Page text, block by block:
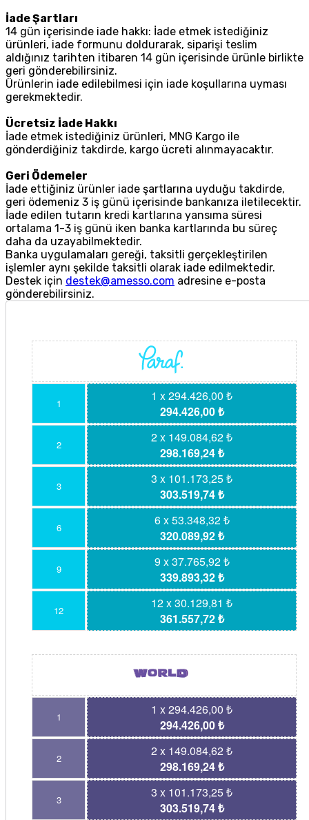
İade Şartları
14 gün içerisinde iade hakkı: İade etmek istediğiniz
ürünleri, iade formunu doldurarak, siparişi teslim
aldığınız tarihten itibaren 14 gün içerisinde ürünle birlikte
geri gönderebilirsiniz.
Ürünlerin iade edilebilmesi için iade koşullarına uyması
gerekmektedir.
Ücretsiz İade Hakkı
İade etmek istediğiniz ürünleri, MNG Kargo ile
gönderdiğiniz takdirde, kargo ücreti alınmayacaktır.
Geri Ödemeler
İade ettiğiniz ürünler iade şartlarına uyduğu takdirde,
geri ödemeniz 3 iş günü içerisinde bankanıza iletilecektir.
İade edilen tutarın kredi kartlarına yansıma süresi
ortalama 1-3 iş günü iken banka kartlarında bu süreç
daha da uzayabilmektedir.
Banka uygulamaları gereği, taksitli gerçekleştirilen
işlemler aynı şekilde taksitli olarak iade edilmektedir.
Destek için destek@amesso.com adresine e-posta
gönderebilirsiniz.
1
1 x 294.426,00 ₺
294.426,00 ₺
2
2 x 149.084,62 ₺
298.169,24 ₺
3
3 x 101.173,25 ₺
303.519,74 ₺
6
6 x 53.348,32 ₺
320.089,92 ₺
9
9 x 37.765,92 ₺
339.893,32 ₺
12
12 x 30.129,81 ₺
361.557,72 ₺
1
1 x 294.426,00 ₺
294.426,00 ₺
2
2 x 149.084,62 ₺
298.169,24 ₺
3
3 x 101.173,25 ₺
303.519,74 ₺